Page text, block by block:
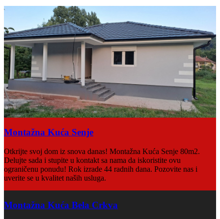
Montažna Kuća Senje
Otkrijte svoj dom iz snova danas! Montažna Kuća Senje 80m2.
Delujte sada i stupite u kontakt sa nama da iskoristite ovu
ograničenu ponudu! Rok izrade 44 radnih dana. Pozovite nas i
uverite se u kvalitet naših usluga.
Montažna Kuća Bela Crkva